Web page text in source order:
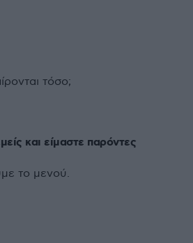
τόσο;
και είμαστε παρόντες
το μενού.